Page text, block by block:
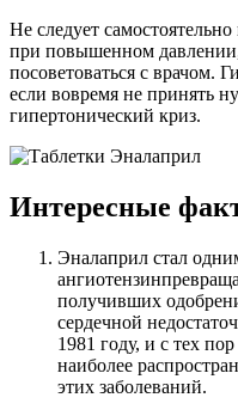
Не следует
при повышенном давлении,
посоветоваться с врачом.
если вовремя не принять
гипертонический криз.
Интересные
Эналаприл стал
получивших
сердечной
1981 году, и с тех
наиболее
этих заболеваний.